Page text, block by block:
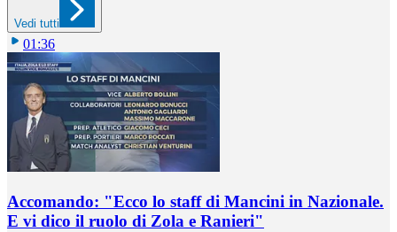
Vedi tutti
01:36
Accomando: "Ecco lo staff di Mancini in Nazionale.
E vi dico il ruolo di Zola e Ranieri"